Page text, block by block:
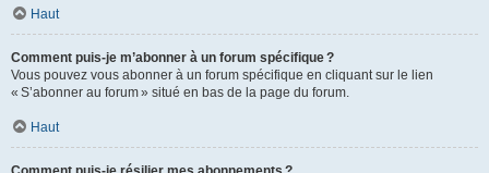
Haut
Comment puis-je m’abonner à un forum spécifique ?
Vous pouvez vous abonner à un forum spécifique en cliquant sur le lien
« S’abonner au forum » situé en bas de la page du forum.
Haut